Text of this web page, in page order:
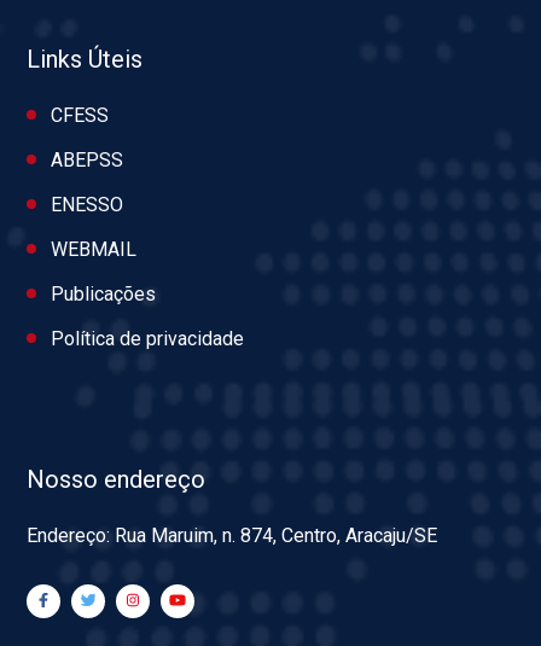
Links Úteis
CFESS
ABEPSS
ENESSO
WEBMAIL
Publicações
Política de privacidade
Nosso endereço
Endereço: Rua Maruim, n. 874, Centro, Aracaju/SE